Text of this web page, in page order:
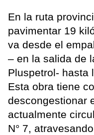
En la ruta
pavimentar 19
va desde el
– en la salida de
Pluspetrol- hasta
Esta obra tiene
descongestionar
actualmente
N° 7,